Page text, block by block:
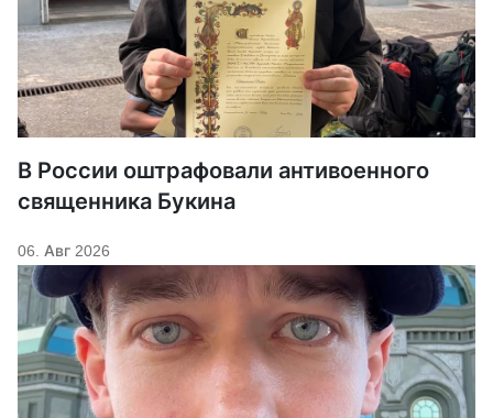
В России оштрафовали антивоенного
священника Букина
06. Авг 2026